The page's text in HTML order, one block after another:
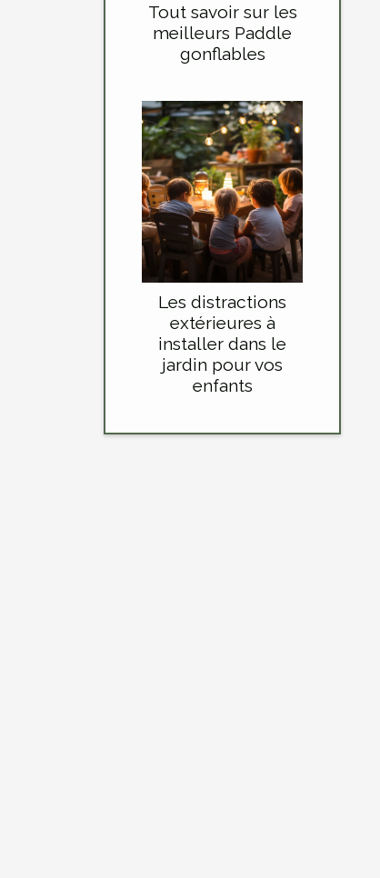
Tout savoir sur les
meilleurs Paddle
gonflables
Les distractions
extérieures à
installer dans le
jardin pour vos
enfants